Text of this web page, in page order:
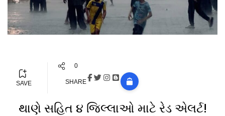
SAVE
0
SHARE
થાણે સહિત ૪ જિલ્લાઓ માટે રેડ એલર્ટ!